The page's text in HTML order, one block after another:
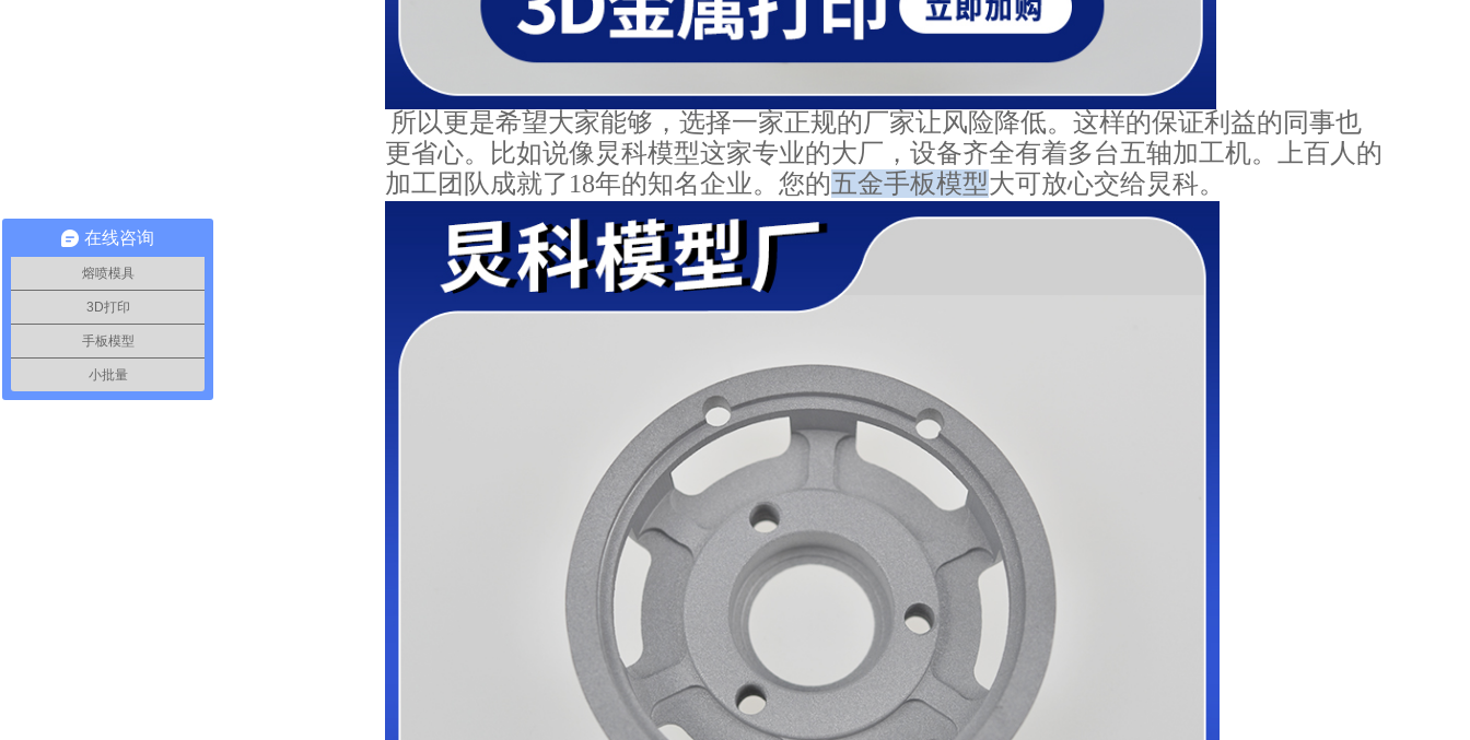
所以更是希望大家能够，选择一家正规的厂家让风险降低。这样的保证利益的同事也
更省心。比如说像炅科模型这家专业的大厂，设备齐全有着多台五轴加工机。上百人的
加工团队成就了18年的知名企业。您的五金手板模型大可放心交给炅科。
在线咨询
熔喷模具
3D打印
手板模型
小批量